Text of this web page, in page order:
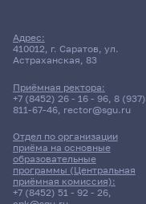
Адрес:
410012, г. Саратов, ул.
Астраханская, 83
Приёмная ректора:
+7 (8452) 26 - 16 - 96, 8 (937)
811-67-46, rector@sgu.ru
Отдел по организации
приёма на основные
образовательные
программы (Центральная
приёмная комиссия):
+7 (8452) 51 - 92 - 26,